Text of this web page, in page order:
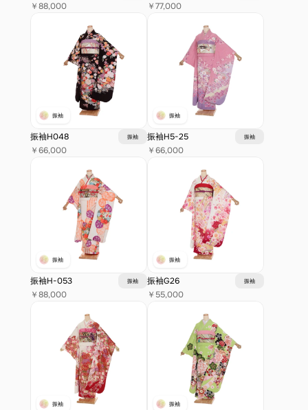
￥88,000 ￥77,000
振袖
振袖H048 振袖
￥66,000
振袖
振袖H5-25 振袖
￥66,000
振袖
振袖H-053 振袖
￥88,000
振袖
振袖G26 振袖
￥55,000
振袖 振袖